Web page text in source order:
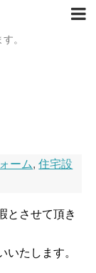
。
ーム,住宅設
とさせて頂き
いたします。